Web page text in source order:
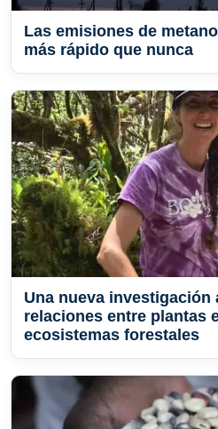
Las emisiones de
más rápido que nunca
Una nueva investigación
relaciones entre plantas
ecosistemas forestales